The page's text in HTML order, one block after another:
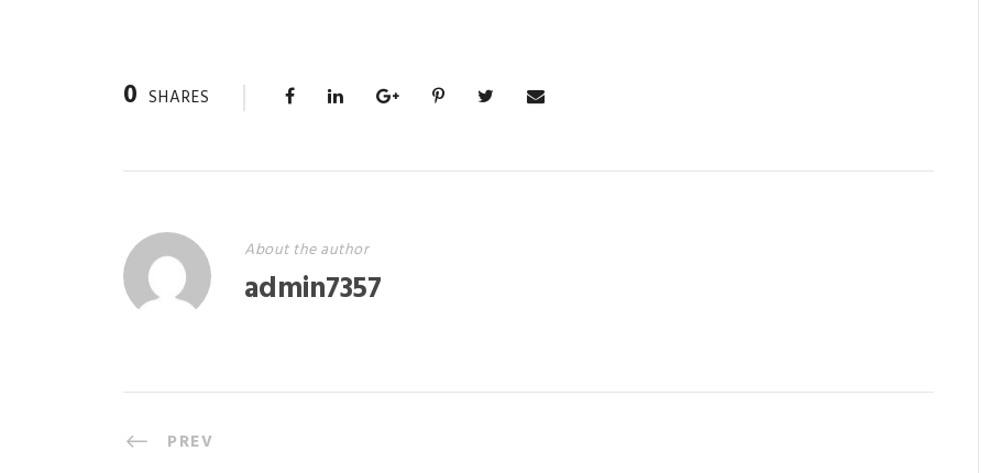
0 SHARES
About the author
admin7357
PREV